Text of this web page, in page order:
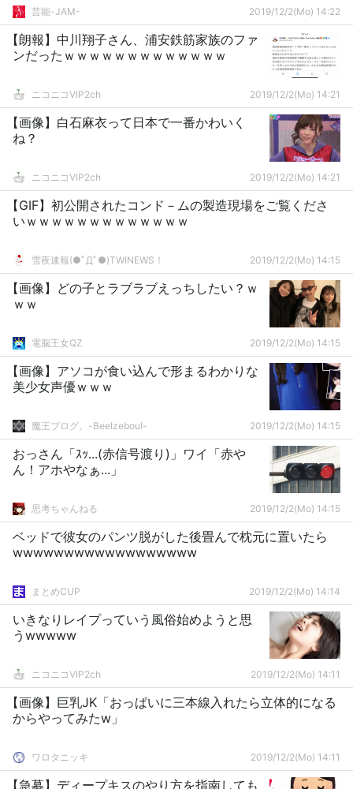
芸能-JAM- 2019/12/2(Mo) 14:22
【朗報】中川翔子さん、浦安鉄筋家族のファ
ンだったｗｗｗｗｗｗｗｗｗｗｗｗｗ
ニコニコVIP2ch 2019/12/2(Mo) 14:21
【画像】白石麻衣って日本で一番かわいく
ね？
ニコニコVIP2ch 2019/12/2(Mo) 14:21
【GIF】初公開されたコンド－ムの製造現場をご覧くださ
いｗｗｗｗｗｗｗｗｗｗｗｗｗ
雪夜速報(●ﾟДﾟ●)TWINEWS！ 2019/12/2(Mo) 14:15
【画像】どの子とラブラブえっちしたい？ｗ
ｗｗ
電脳王女QZ 2019/12/2(Mo) 14:15
【画像】アソコが食い込んで形まるわかりな
美少女声優ｗｗｗ
魔王ブログ。-Beelzeboul- 2019/12/2(Mo) 14:15
おっさん「ｽｯ...(赤信号渡り)」ワイ「赤や
ん！アホやなぁ...」
思考ちゃんねる 2019/12/2(Mo) 14:15
ベッドで彼女のパンツ脱がした後畳んで枕元に置いたら
wwwwwwwwwwwwwwwwww
まとめCUP 2019/12/2(Mo) 14:14
いきなりレイプっていう風俗始めようと思
うwwwww
ニコニコVIP2ch 2019/12/2(Mo) 14:11
【画像】巨乳JK「おっぱいに三本線入れたら立体的になる
からやってみたw」
ワロタニッキ 2019/12/2(Mo) 14:11
【急募】ディープキスのやり方を指南しても